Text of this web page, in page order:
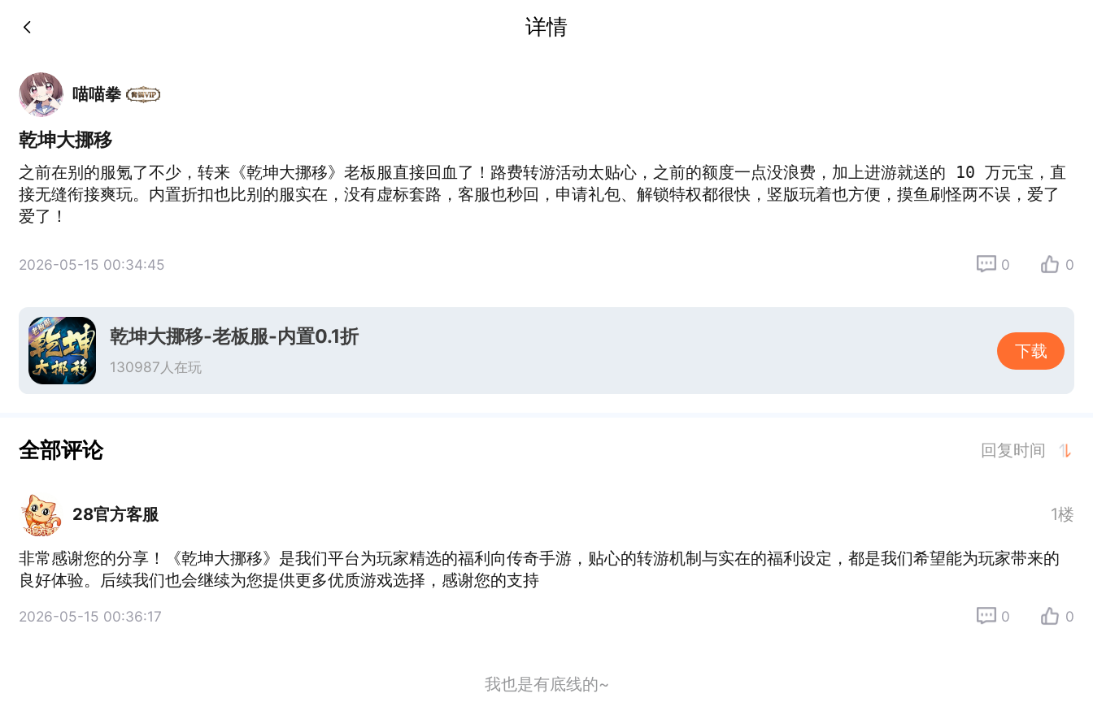
详情
喵喵拳
乾坤大挪移
之前在别的服氪了不少，转来《乾坤大挪移》老板服直接回血了！路费转游活动太贴心，之前的额度一点没浪费，加上进游就送的 10 万元宝，直
接无缝衔接爽玩。内置折扣也比别的服实在，没有虚标套路，客服也秒回，申请礼包、解锁特权都很快，竖版玩着也方便，摸鱼刷怪两不误，爱了
爱了！
2026-05-15 00:34:45 0 0
乾坤大挪移-老板服-内置0.1折
130987人在玩
下载
全部评论 回复时间
28官方客服 1楼
非常感谢您的分享！《乾坤大挪移》是我们平台为玩家精选的福利向传奇手游，贴心的转游机制与实在的福利设定，都是我们希望能为玩家带来的
良好体验。后续我们也会继续为您提供更多优质游戏选择，感谢您的支持
2026-05-15 00:36:17 0 0
我也是有底线的~